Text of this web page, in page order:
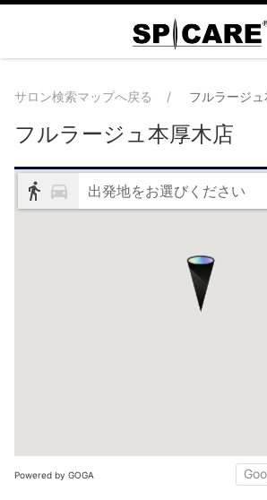
サロン検索マップへ戻る フルラージ
フルラージュ本厚木店
出発地をお選びください
Powered by GOGA